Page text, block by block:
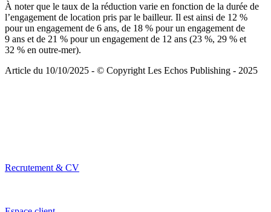
À noter que le taux de la réduction varie en fonction de la durée de
l’engagement de location pris par le bailleur. Il est ainsi de 12 %
pour un engagement de 6 ans, de 18 % pour un engagement de
9 ans et de 21 % pour un engagement de 12 ans (23 %, 29 % et
32 % en outre-mer).
Article du 10/10/2025 - © Copyright Les Echos Publishing - 2025
Recrutement & CV